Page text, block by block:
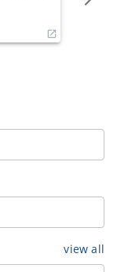
view all